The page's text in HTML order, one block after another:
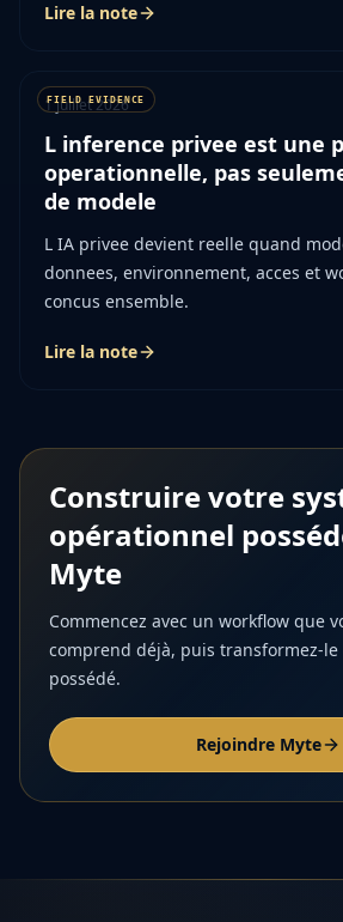
Lire la note
1 juillet 2026
L inference privee est une
operationnelle, pas
de modele
L IA privee devient reelle quand
donnees, environnement, acces et
concus ensemble.
Lire la note
Construire votre
opérationnel
Myte
Commencez avec un workflow que
comprend déjà, puis transformez-le
possédé.
Rejoindre Myte